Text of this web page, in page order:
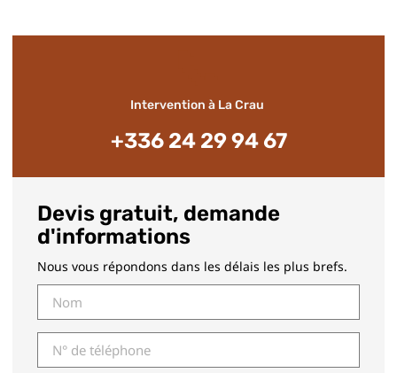
Intervention à La Crau
+336 24 29 94 67
Devis gratuit, demande
d'informations
Nous vous répondons dans les délais les plus brefs.